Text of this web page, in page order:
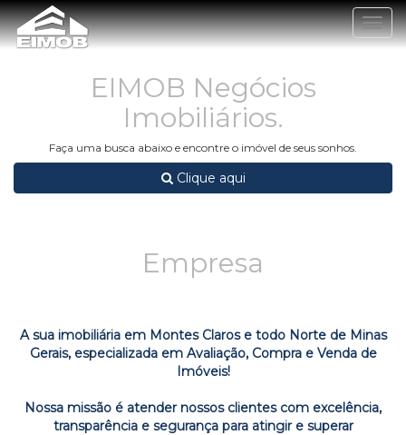
EIMOB Negócios
Imobiliários.
Faça uma busca abaixo e encontre o imóvel de seus sonhos.
Clique aqui
Empresa
A sua imobiliária em Montes Claros e todo Norte de Minas
Gerais, especializada em Avaliação, Compra e Venda de
Imóveis!
Nossa missão é atender nossos clientes com excelência,
transparência e segurança para atingir e superar